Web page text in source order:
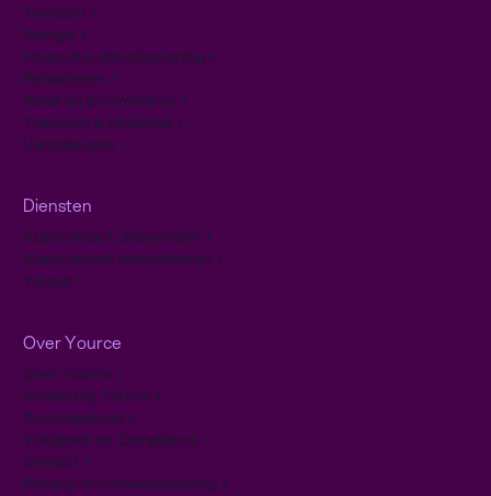
Telecom
Energie
Financiële dienstverlening
Pensioenen
Retail en E-commerce
Transport & Mobiliteit
Verzekeraars
Diensten
Klantcontact uitbesteden
Klantcontact optimaliseren
Yava.ai
Over Yource
Over Yource
Werken bij Yource
Duurzaamheid
Veiligheid en Compliance
Contact
Privacy- en cookieverklaring